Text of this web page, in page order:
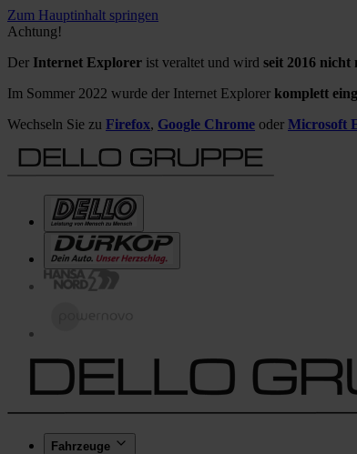
Zum Hauptinhalt springen
Achtung!
Der Internet Explorer ist veraltet und wird seit 2016 nicht
Im Sommer 2022 wurde der Internet Explorer komplett
Wechseln Sie zu Firefox, Google Chrome oder Microsoft
Fahrzeuge